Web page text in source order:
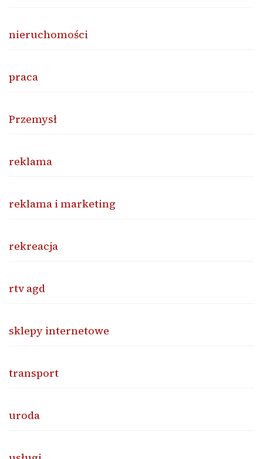
nieruchomości
praca
Przemysł
reklama
reklama i marketing
rekreacja
rtv agd
sklepy internetowe
transport
uroda